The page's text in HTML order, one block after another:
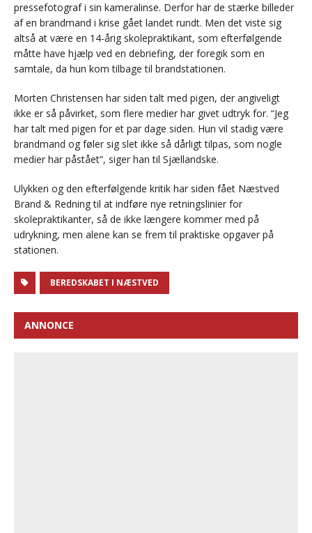
pressefotograf i sin kameralinse. Derfor har de stærke billeder
af en brandmand i krise gået landet rundt. Men det viste sig
altså at være en 14-årig skolepraktikant, som efterfølgende
måtte have hjælp ved en debriefing, der foregik som en
samtale, da hun kom tilbage til brandstationen.
Morten Christensen har siden talt med pigen, der angiveligt
ikke er så påvirket, som flere medier har givet udtryk for. “Jeg
har talt med pigen for et par dage siden. Hun vil stadig være
brandmand og føler sig slet ikke så dårligt tilpas, som nogle
medier har påstået”, siger han til Sjællandske.
Ulykken og den efterfølgende kritik har siden fået Næstved
Brand & Redning til at indføre nye retningslinier for
skolepraktikanter, så de ikke længere kommer med på
udrykning, men alene kan se frem til praktiske opgaver på
stationen.
BEREDSKABET I NÆSTVED
ANNONCE